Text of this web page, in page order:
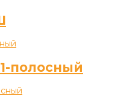
полосный